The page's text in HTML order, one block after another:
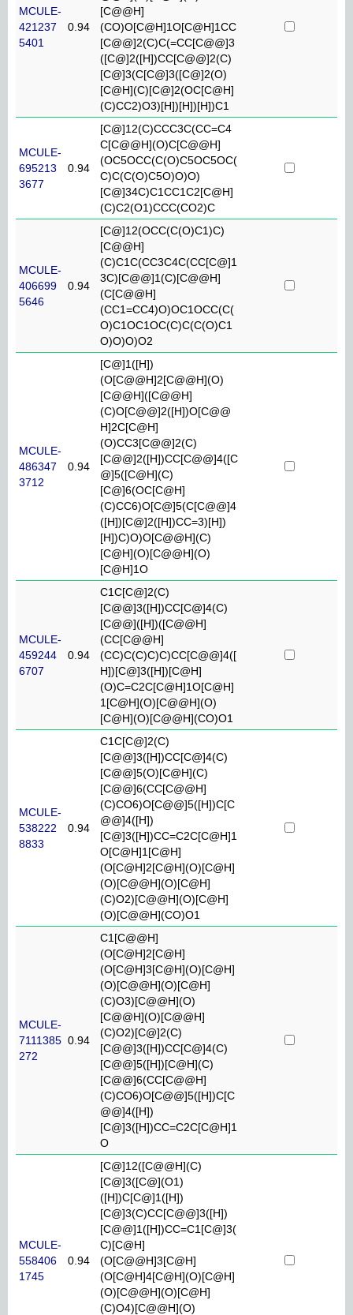
MCULE-
421237
5401
0.94
[C@@H]
(CO)O[C@H]1O[C@H]1CC
[C@@]2(C)C(=CC[C@@]3
([C@]2([H])CC[C@@]2(C)
[C@]3(C[C@]3([C@]2(O)
[C@H](C)[C@]2(OC[C@H]
(C)CC2)O3)[H])[H])[H])C1
MCULE-
695213
3677
0.94
[C@]12(C)CCC3C(CC=C4
C[C@@H](O)C[C@@H]
(OC5OCC(C(O)C5OC5OC(
C)C(C(O)C5O)O)O)
[C@]34C)C1CC1C2[C@H]
(C)C2(O1)CCC(CO2)C
MCULE-
406699
5646
0.94
[C@]12(OCC(C(O)C1)C)
[C@@H]
(C)C1C(CC3C4C(CC[C@]1
3C)[C@@]1(C)[C@@H]
(C[C@@H]
(CC1=CC4)O)OC1OCC(C(
O)C1OC1OC(C)C(C(O)C1
O)O)O)O2
MCULE-
486347
3712
0.94
[C@]1([H])
(O[C@@H]2[C@@H](O)
[C@@H]([C@@H]
(C)O[C@@]2([H])O[C@@
H]2C[C@H]
(O)CC3[C@@]2(C)
[C@@]2([H])CC[C@@]4([C
@]5([C@H](C)
[C@]6(OC[C@H]
(C)CC6)O[C@]5(C[C@@]4
([H])[C@]2([H])CC=3)[H])
[H])C)O)O[C@@H](C)
[C@H](O)[C@@H](O)
[C@H]1O
MCULE-
459244
6707
0.94
C1C[C@]2(C)
[C@@]3([H])CC[C@]4(C)
[C@@]([H])([C@@H]
(CC[C@@H]
(CC)C(C)C)C)CC[C@@]4([
H])[C@]3([H])[C@H]
(O)C=C2C[C@H]1O[C@H]
1[C@H](O)[C@@H](O)
[C@H](O)[C@@H](CO)O1
MCULE-
538222
8833
0.94
C1C[C@]2(C)
[C@@]3([H])CC[C@]4(C)
[C@@]5(O)[C@H](C)
[C@@]6(CC[C@@H]
(C)CO6)O[C@@]5([H])C[C
@@]4([H])
[C@]3([H])CC=C2C[C@H]1
O[C@H]1[C@H]
(O[C@H]2[C@H](O)[C@H]
(O)[C@@H](O)[C@H]
(C)O2)[C@@H](O)[C@H]
(O)[C@@H](CO)O1
MCULE-
7111385
272
0.94
C1[C@@H]
(O[C@H]2[C@H]
(O[C@H]3[C@H](O)[C@H]
(O)[C@@H](O)[C@H]
(C)O3)[C@@H](O)
[C@@H](O)[C@@H]
(C)O2)[C@]2(C)
[C@@]3([H])CC[C@]4(C)
[C@@]5([H])[C@H](C)
[C@@]6(CC[C@@H]
(C)CO6)O[C@@]5([H])C[C
@@]4([H])
[C@]3([H])CC=C2C[C@H]1
O
MCULE-
558406
1745
0.94
[C@]12([C@@H](C)
[C@]3([C@](O1)
([H])C[C@]1([H])
[C@]3(C)CC[C@@]3([H])
[C@@]1([H])CC=C1[C@]3(
C)[C@H]
(O[C@@H]3[C@H]
(O[C@H]4[C@H](O)[C@H]
(O)[C@@H](O)[C@H]
(C)O4)[C@@H](O)